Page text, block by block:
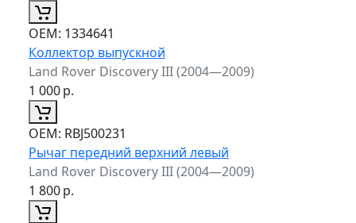
ОЕМ: 1334641
Коллектор выпускной
Land Rover Discovery III (2004—2009)
1 000р.
ОЕМ: RBJ500231
Рычаг передний верхний левый
Land Rover Discovery III (2004—2009)
1 800р.